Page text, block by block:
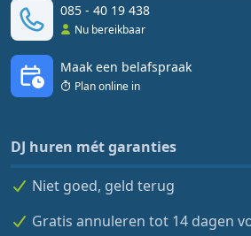
085 - 40 19 438
Nu bereikbaar
Maak een belafspraak
Plan online in
DJ huren mét garanties
Niet goed, geld terug
Gratis annuleren tot 14 dagen